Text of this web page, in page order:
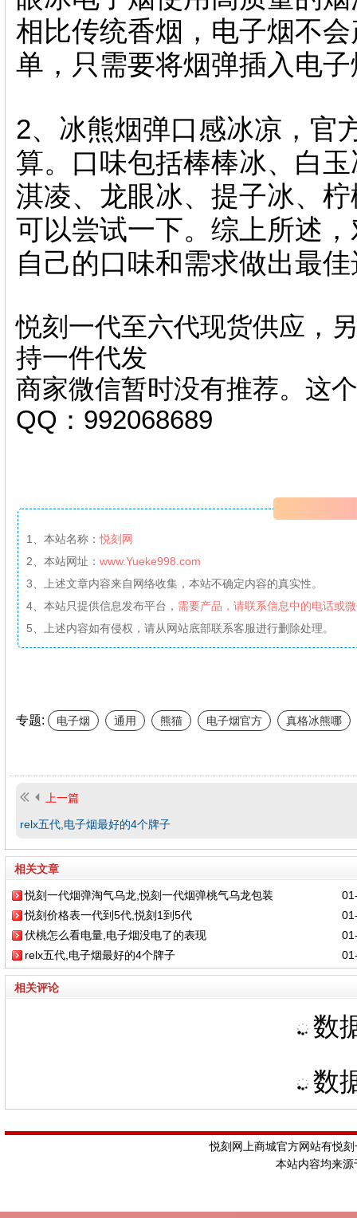
相比传统香烟，电子烟不
单 ，只需要将烟弹插入电子烟
2、冰熊烟弹口感冰凉
算。口味包括棒棒冰、白玉
淇凌 、龙眼冰、提子冰
可以尝试一下。综上所述
自己的口味和需求做出最佳选择
悦刻一代至六代现货供应，
持一件代发
商家微信暂时没有推荐。这
QQ：992068689
1、本站名称：悦刻网
2、本站网址： www.Yueke998.com
3、上述文章内容来自网络收集，本站不确定内容的真实性。
4、本站只提供信息发布平台， 需要产品，请联系信息中的电话或
5、上述内容如有侵权，请从网站底部联系客服进行删除处理。
专题: 电子烟 通用 熊猫 电子烟官方 真格冰熊哪
上一篇
relx五代,电子烟最好的4个牌子
相关文章
悦刻一代烟弹淘气乌龙,悦刻一代烟弹桃气乌龙包装
悦刻价格表一代到5代,悦刻1到5代
伏桃怎么看电量,电子烟没电了的表现
relx五代,电子烟最好的4个牌子
相关评论
数
数
悦刻网上商城官方网站有悦
本站内容均来